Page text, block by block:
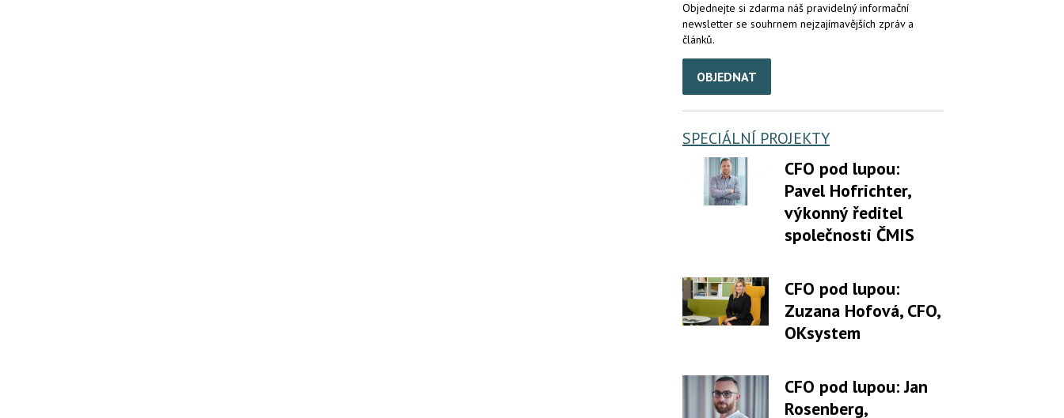
Objednejte si zdarma náš pravidelný informační
newsletter se souhrnem nejzajímavějších zpráv a
článků.
OBJEDNAT
SPECIÁLNÍ PROJEKTY
CFO pod lupou:
Pavel Hofrichter,
výkonný ředitel
společnosti ČMIS
CFO pod lupou:
Zuzana Hofová, CFO,
OKsystem
CFO pod lupou: Jan
Rosenberg,